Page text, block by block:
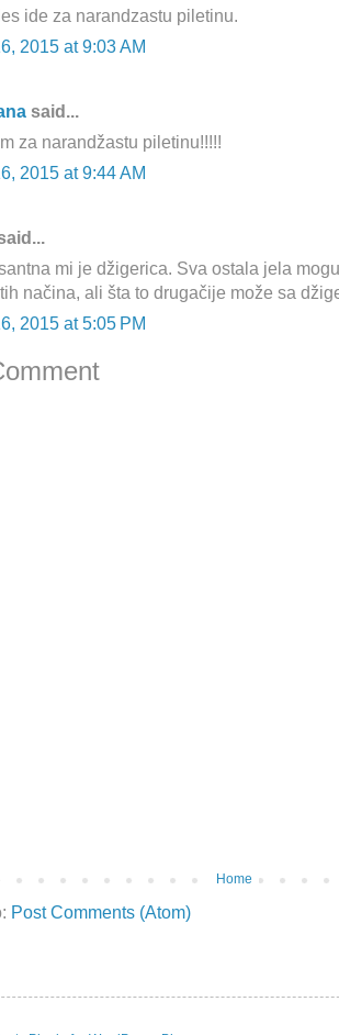
ide za narandzastu piletinu.
2015 at 9:03 AM
said...
za narandžastu piletinu!!!!!
2015 at 9:44 AM
mi je džigerica. Sva ostala jela
načina, ali šta to drugačije može sa
2015 at 5:05 PM
Home
Post Comments (Atom)